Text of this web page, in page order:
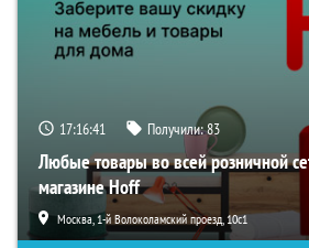
17:16:41 Получили:83
Любые товары во всей розничной
магазине Hoff
Москва, 1-й Волоколамский проезд, 10с1